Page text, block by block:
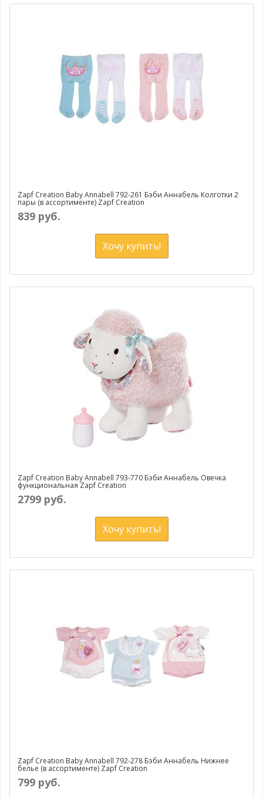
Zapf Creation Baby Annabell 792-261 Бэби Аннабель Колготки 2
пары (в ассортименте) Zapf Creation
839 руб.
Хочу купить!
Zapf Creation Baby Annabell 793-770 Бэби Аннабель Овечка
функциональная Zapf Creation
2799 руб.
Хочу купить!
Zapf Creation Baby Annabell 792-278 Бэби Аннабель Нижнее
белье (в ассортименте) Zapf Creation
799 руб.